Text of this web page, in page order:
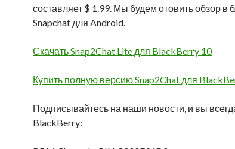
составляет $ 1.99. Мы будем отовить обзор
Snapchat для Android.
Скачать Snap2Chat Lite для BlackBerry 10
Купить полную версию Snap2Chat для
Подписывайтесь на наши новости, и вы
BlackBerry: